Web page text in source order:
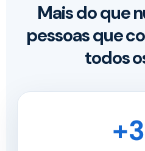
Mais do que
pessoas que
todos